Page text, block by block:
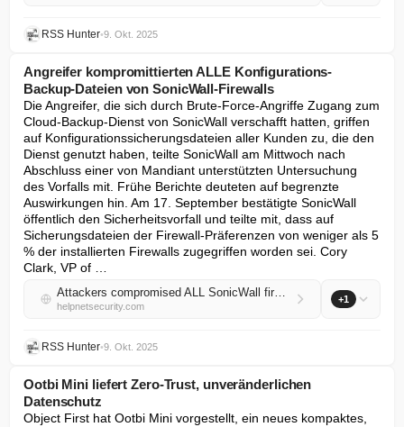
RSS Hunter•9. Okt. 2025
Angreifer kompromittierten ALLE Konfigurations-
Backup-Dateien von SonicWall-Firewalls
Die Angreifer, die sich durch Brute-Force-Angriffe Zugang zum
Cloud-Backup-Dienst von SonicWall verschafft hatten, griffen
auf Konfigurationssicherungsdateien aller Kunden zu, die den
Dienst genutzt haben, teilte SonicWall am Mittwoch nach
Abschluss einer von Mandiant unterstützten Untersuchung
des Vorfalls mit. Frühe Berichte deuteten auf begrenzte
Auswirkungen hin. Am 17. September bestätigte SonicWall
öffentlich den Sicherheitsvorfall und teilte mit, dass auf
Sicherungsdateien der Firewall-Präferenzen von weniger als 5
% der installierten Firewalls zugegriffen worden sei. Cory
Clark, VP of …
Attackers compromised ALL SonicWall firewall configuration backup files
helpnetsecurity.com
+1
RSS Hunter•9. Okt. 2025
Ootbi Mini liefert Zero-Trust, unveränderlichen
Datenschutz
Object First hat Ootbi Mini vorgestellt, ein neues kompaktes,